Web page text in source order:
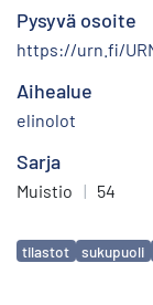
Pysyvä osoite
https://urn.fi/
Aihealue
elinolot
Sarja
Muistio | 54
Avainsanat
tilastot sukupuoli